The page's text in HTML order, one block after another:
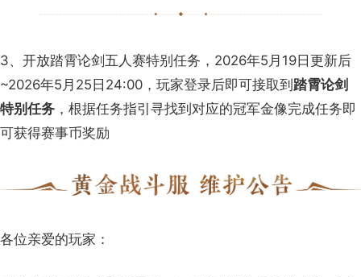
3、开放踏霄论剑五人赛特别任务，2026年5月19日更新后
~2026年5月25日24:00，玩家登录后即可接取到踏霄论剑
特别任务 ，根据任务指引寻找到对应的冠军金像完成任务即
可获得赛事币奖励
各位亲爱的玩家：